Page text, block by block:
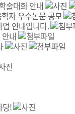
술대회 안내
자 우수논문 공모
안내입니다.
내
당!